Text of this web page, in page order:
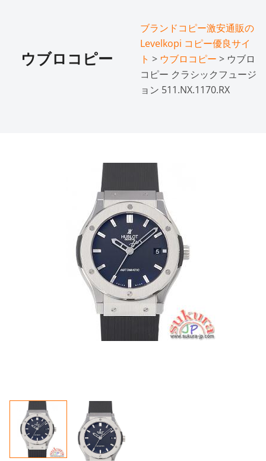
ウブロコピー
ブランドコピー激安通販の
Levelkopi コピー優良サイ
ト > ウブロコピー > ウブロ
コピー クラシックフュージ
ョン 511.NX.1170.RX